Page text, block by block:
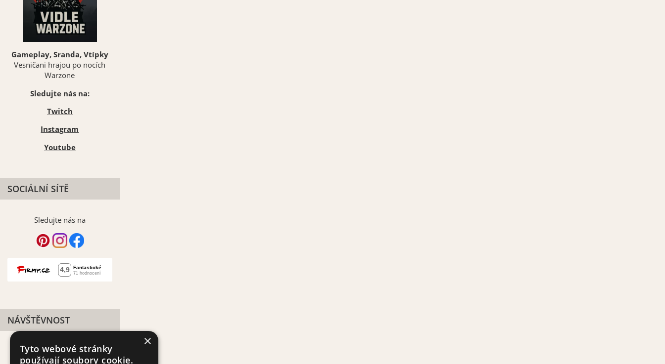
Gameplay, Sranda, Vtípky
Vesničani hrajou po nocích
Warzone
Sledujte nás na:
Twitch
Instagram
Youtube
SOCIÁLNÍ SÍTĚ
Sledujte nás na
NÁVŠTĚVNOST
×
Tyto webové stránky
používají soubory cookie.